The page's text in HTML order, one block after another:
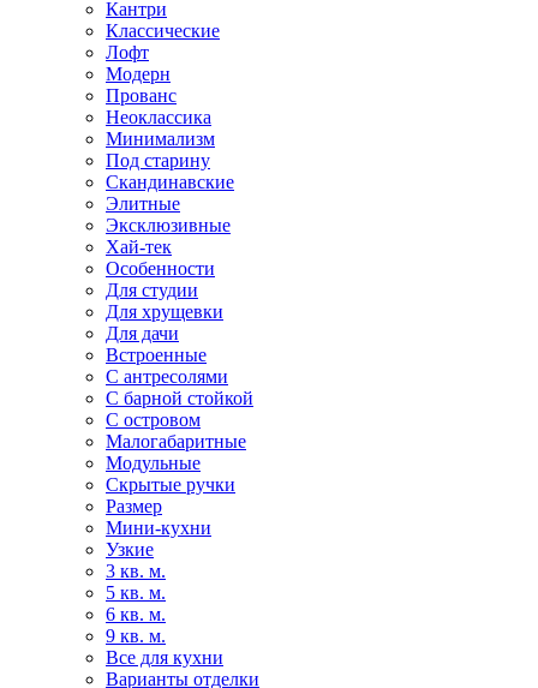
Кантри
Классические
Лофт
Модерн
Прованс
Неоклассика
Минимализм
Под старину
Скандинавские
Элитные
Эксклюзивные
Хай-тек
Особенности
Для студии
Для хрущевки
Для дачи
Встроенные
С антресолями
С барной стойкой
С островом
Малогабаритные
Модульные
Скрытые ручки
Размер
Мини-кухни
Узкие
3 кв. м.
5 кв. м.
6 кв. м.
9 кв. м.
Все для кухни
Варианты отделки